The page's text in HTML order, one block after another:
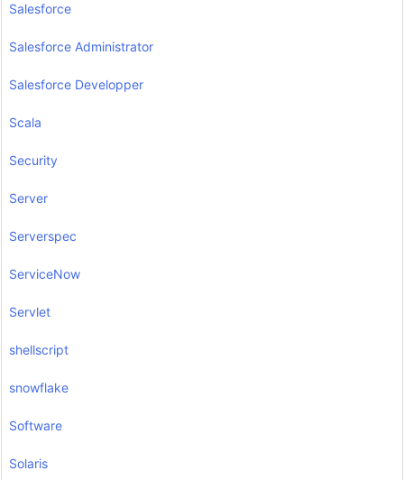
Salesforce
Salesforce Administrator
Salesforce Developper
Scala
Security
Server
Serverspec
ServiceNow
Servlet
shellscript
snowflake
Software
Solaris